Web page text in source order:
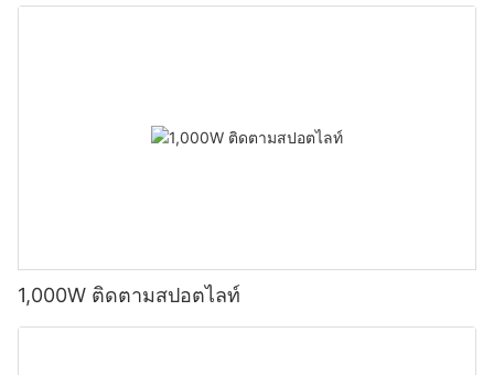
1,000W ติดตามสปอตไลท์